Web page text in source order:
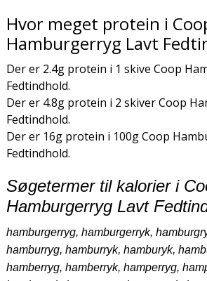
Hvor meget protein i
Hamburgerryg Lavt
Der er 2.4g protein i 1 skive Coop
Fedtindhold.
Der er 4.8g protein i 2 skiver Coop
Fedtindhold.
Der er 16g protein i 100g Coop
Fedtindhold.
Søgetermer til kalorier i
Hamburgerryg Lavt
hamburgerryg, hamburgerryk,
hamburryg, hamburryk, hamburyk,
hamberryg, hamberryk, hamperryg,